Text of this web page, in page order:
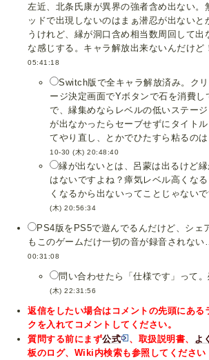
左近、北条氏康が異界の強者含め出ない。
ッドで出現しないのはまぁ潜忍が出ないと
うけれど、縁が洞口含め相当数周回して出
な感じする。キャラ解放出来ないんだけ
05:41:18
Switch版で全キャラ解放済み。ク
ージ決定画面でYボタンで石を消費
で、縁集めならレベルの低いステー
が出なかったらセーブせずにタイト
てやり直し、とかでひたすら粘るの
10-30 (木) 20:48:40
縁が出ないとは、呂蒙は出るけど
はないですよね？瘴気レベル高くな
くなるから出ないってことじゃない
(木) 20:56:34
PS4版をPS5で遊んでるんだけど、シェ
もこのゲームだけ一切の音が録音されな
00:31:08
問い合わせたら「仕様です」って
(木) 22:31:56
返信をしたい場合はコメントの先頭にある
クを入れてコメントしてください。
質問する前にまず公式 、取扱説明書、 よ
板のログ、Wiki内検索も参照してください